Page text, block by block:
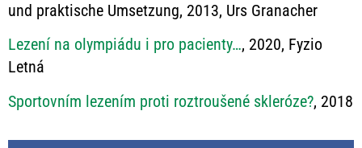
und praktische Umsetzung, 2013, Urs Granacher
Lezení na olympiádu i pro pacienty…, 2020, Fyzio
Letná
Sportovním lezením proti roztroušené skleróze?, 2018